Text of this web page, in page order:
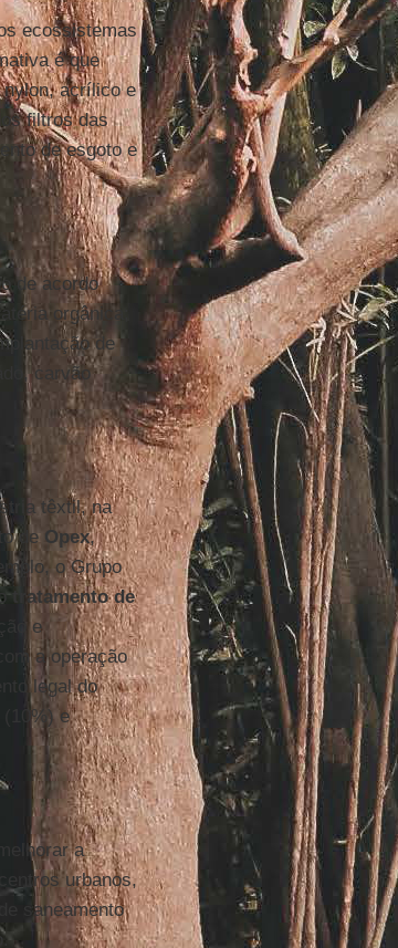
ecossistemas
é que
acrílico e
filtros das
de esgoto e
de acordo
orgânica;
de
carvão
têxtil, na
de Opex,
o Grupo
tratamento de
e
com a operação
legal do
(10%) e
a
urbanos,
saneamento